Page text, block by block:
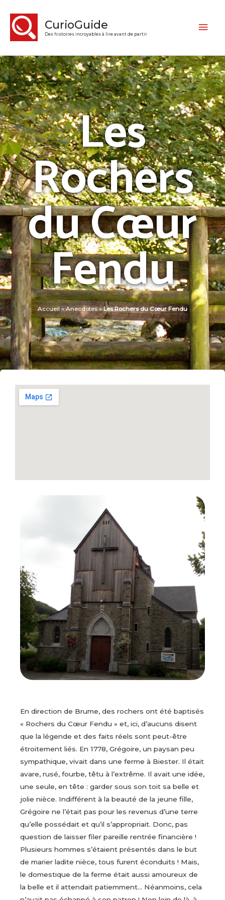
CurioGuide
Des histoires incroyables à lire avant de partir
Les
Rochers
du Cœur
Fendu
Accueil»Anecdotes»Les Rochers du Cœur Fendu
En direction de Brume, des rochers ont été baptisés
« Rochers du Cœur Fendu » et, ici, d’aucuns disent
que la légende et des faits réels sont peut-être
étroitement liés. En 1778, Grégoire, un paysan peu
sympathique, vivait dans une ferme à Biester. Il était
avare, rusé, fourbe, têtu à l’extrême. Il avait une idée,
une seule, en tête : garder sous son toit sa belle et
jolie nièce. Indifférent à la beauté de la jeune fille,
Grégoire ne l’était pas pour les revenus d’une terre
qu’elle possédait et qu’il s’appropriait. Donc, pas
question de laisser filer pareille rentrée financière !
Plusieurs hommes s’étaient présentés dans le but
de marier ladite nièce, tous furent éconduits ! Mais,
le domestique de la ferme était aussi amoureux de
la belle et il attendait patiemment… Néanmoins, cela